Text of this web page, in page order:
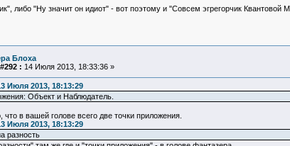
либо "Ну значит он идиот" - вот поэтому и "Совсем эгрегорчик Квантовой
Блоха
: 14 Июля 2013, 18:33:36 »
Июля 2013, 18:13:29
Объект и Наблюдатель.
в вашей голове всего две точки приложения.
Июля 2013, 18:13:29
разность